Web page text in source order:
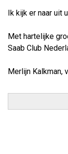
Ik kijk er naar uit
Met hartelijke
Saab Club
Merlijn Kalkman,